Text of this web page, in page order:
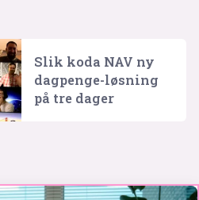
Slik koda NAV ny
dagpenge-løsning
på tre dager